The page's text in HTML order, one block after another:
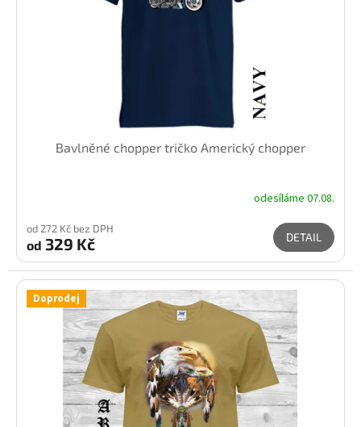
Bavlněné chopper tričko Americký chopper
odesíláme 07.08.
od 272 Kč bez DPH
od 329 Kč DETAIL
Doprodej